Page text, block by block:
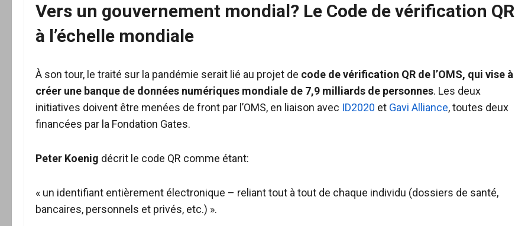
Vers un gouvernement mondial? Le Code de vérification QR
à l’échelle mondiale
À son tour, le traité sur la pandémie serait lié au projet de code de vérification QR de l’OMS, qui vise à
créer une banque de données numériques mondiale de 7,9 milliards de personnes. Les deux
initiatives doivent être menées de front par l’OMS, en liaison avec ID2020 et Gavi Alliance, toutes deux
financées par la Fondation Gates.
Peter Koenig décrit le code QR comme étant:
« un identifiant entièrement électronique – reliant tout à tout de chaque individu (dossiers de santé,
bancaires, personnels et privés, etc.) ».